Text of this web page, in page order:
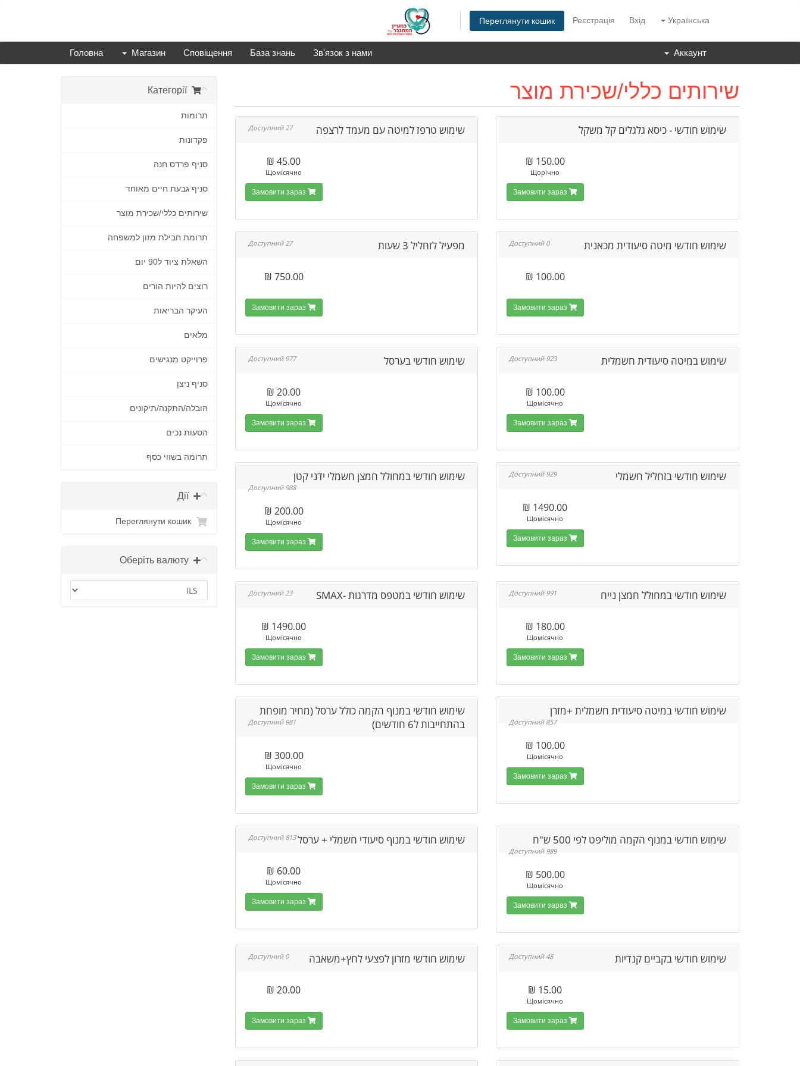
Українська
Вхід
Реєстрація
Переглянути кошик
Головна Магазин Сповіщення База знань Зв'язок з нами Аккаунт
Категорії
תרומות
פקדונות
סניף פרדס חנה
סניף גבעת חיים מאוחד
שירותים כללי/שכירת מוצר
תרומת חבילת מזון למשפחה
השאלת ציוד ל90 יום
רוצים להיות הורים
העיקר הבריאות
מלאים
פרוייקט מנגישים
סניף ניצן
הובלה/התקנה/תיקונים
הסעות נכים
תרומה בשווי כסף
Дії
Переглянути кошик
Оберіть валюту
שירותים כללי/שכירת מוצר
שימוש חודשי - כיסא גלגלים קל משקל
150.00 ₪
Щорічно
שימוש טרפז למיטה עם מעמד לרצפה 27 Доступний
45.00 ₪
Щомісячно
שימוש חודשי מיטה סיעודית מכאנית 0 Доступний
100.00 ₪
מפעיל לזחליל 3 שעות 27 Доступний
750.00 ₪
שימוש במיטה סיעודית חשמלית 923 Доступний
100.00 ₪
Щомісячно
שימוש חודשי בערסל 977 Доступний
20.00 ₪
Щомісячно
שימוש חודשי בזחליל חשמלי 929 Доступний
1490.00 ₪
Щомісячно
שימוש חודשי במחולל חמצן חשמלי ידני קטן
988 Доступний
200.00 ₪
Щомісячно
שימוש חודשי במחולל חמצן נייח 991 Доступний
180.00 ₪
Щомісячно
שימוש חודשי במטפס מדרגות -SMAX 23 Доступний
1490.00 ₪
Щомісячно
שימוש חודשי במיטה סיעודית חשמלית +מזרן
857 Доступний
100.00 ₪
Щомісячно
שימוש חודשי במנוף הקמה כולל ערסל (מחיר מופחת
בהתחייבות ל6 חודשים)
981 Доступний
300.00 ₪
Щомісячно
שימוש חודשי במנוף הקמה מוליפט לפי 500 ש"ח
989 Доступний
500.00 ₪
Щомісячно
שימוש חודשי במנוף סיעודי חשמלי + ערסל 813 Доступний
60.00 ₪
Щомісячно
שימוש חודשי בקביים קנדיות 48 Доступний
15.00 ₪
Щомісячно
שימוש חודשי מזרון לפצעי לחץ+משאבה 0 Доступний
20.00 ₪